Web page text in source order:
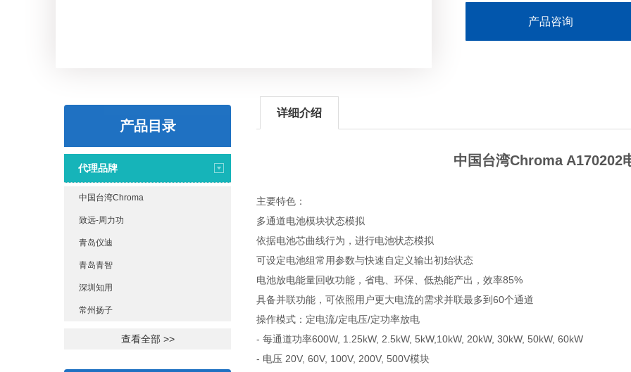
产品咨询
产品目录
代理品牌
中国台湾Chroma
致远-周力功
青岛仪迪
青岛青智
深圳知用
常州扬子
查看全部 >>
详细介绍
中国台湾Chroma A170202
主要特色：
多通道电池模块状态模拟
依据电池芯曲线行为，进行电池状态模拟
可设定电池组常用参数与快速自定义输出初始状态
电池放电能量回收功能，省电、环保、低热能产出，效率85%
具备并联功能，可依照用户更大电流的需求并联最多到60个通道
操作模式：定电流/定电压/定功率放电
- 每通道功率600W, 1.25kW, 2.5kW, 5kW,10kW, 20kW, 30kW, 50kW, 60kW
- 电压 20V, 60V, 100V, 200V, 500V模块